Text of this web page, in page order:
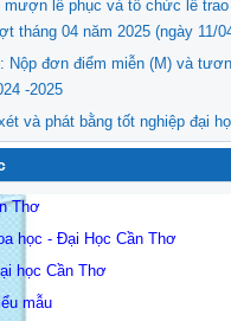
mượn lễ phục và tổ chức lễ
tháng 04 năm 2025 (ngày 11/
Nộp đơn điểm miễn (M) và
-2025
và phát bằng tốt nghiệp đại
Thơ
học - Đại Học Cần Thơ
học Cần Thơ
mẫu